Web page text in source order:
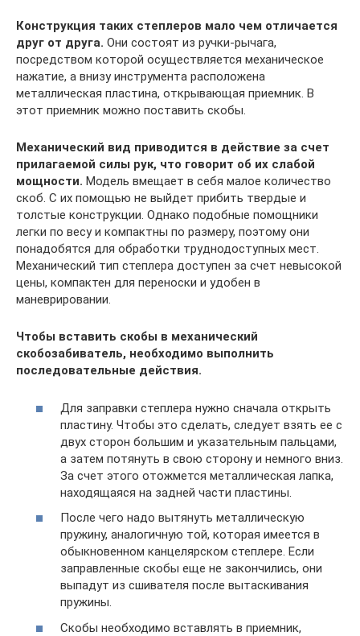
Конструкция таких степлеров мало чем отличается
друг от друга. Они состоят из ручки-рычага,
посредством которой осуществляется механическое
нажатие, а внизу инструмента расположена
металлическая пластина, открывающая приемник. В
этот приемник можно поставить скобы.
Механический вид приводится в действие за счет
прилагаемой силы рук, что говорит об их слабой
мощности. Модель вмещает в себя малое количество
скоб. С их помощью не выйдет прибить твердые и
толстые конструкции. Однако подобные помощники
легки по весу и компактны по размеру, поэтому они
понадобятся для обработки труднодоступных мест.
Механический тип степлера доступен за счет невысокой
цены, компактен для переноски и удобен в
маневрировании.
Чтобы вставить скобы в механический
скобозабиватель, необходимо выполнить
последовательные действия.
Для заправки степлера нужно сначала открыть
пластину. Чтобы это сделать, следует взять ее с
двух сторон большим и указательным пальцами,
а затем потянуть в свою сторону и немного вниз.
За счет этого отожмется металлическая лапка,
находящаяся на задней части пластины.
После чего надо вытянуть металлическую
пружину, аналогичную той, которая имеется в
обыкновенном канцелярском степлере. Если
заправленные скобы еще не закончились, они
выпадут из сшивателя после вытаскивания
пружины.
Скобы необходимо вставлять в приемник,